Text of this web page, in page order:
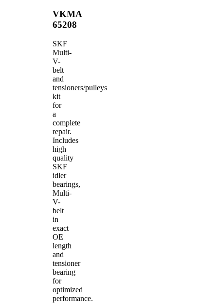
VKMA
65208
SKF
Multi-
V-
belt
and
tensioners/pulleys
kit
for
a
complete
repair.
Includes
high
quality
SKF
idler
bearings,
Multi-
V-
belt
in
exact
OE
length
and
tensioner
bearing
for
optimized
performance.